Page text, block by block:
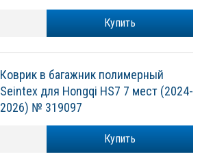
Купить
Коврик в багажник полимерный
Seintex для Hongqi HS7 7 мест (2024-
2026) № 319097
Купить